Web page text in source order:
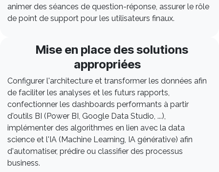
animer des séances de question-réponse, assurer le rôle
de point de support pour les utilisateurs finaux.
Mise en place des solutions
appropriées
Configurer l'architecture et transformer les données afin
de faciliter les analyses et les futurs rapports,
confectionner les dashboards performants à partir
d'outils BI (Power BI, Google Data Studio, ...),
implémenter des algorithmes en lien avec la data
science et l'IA (Machine Learning, IA générative) afin
d'automatiser, prédire ou classifier des processus
business.